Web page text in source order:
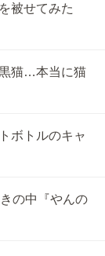
被せてみた
猫…本当に猫
ボトルのキャ
の中『やんの